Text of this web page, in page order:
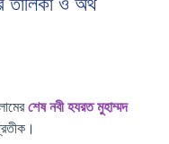
শেষ নবী হযরত মুহাম্মদ